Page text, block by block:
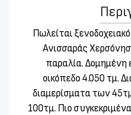
Πωλείται
Ανισσαράς
παραλία. Δομημένη
οικόπεδο 4.050 τμ.
διαμερίσματα των
100τμ. Πιο